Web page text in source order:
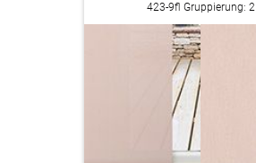
423-9fl Gruppierung: 2